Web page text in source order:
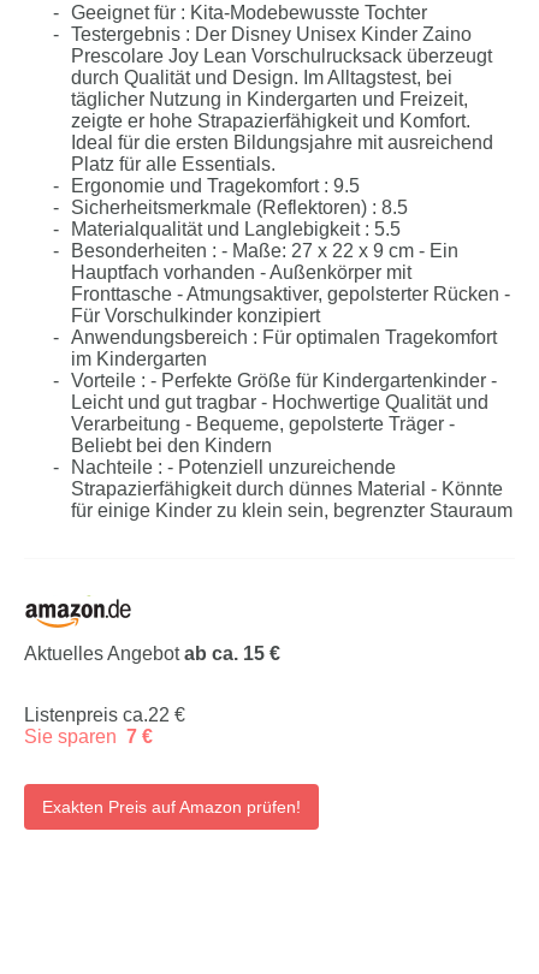
Geeignet für : Kita-Modebewusste Tochter
Testergebnis : Der Disney Unisex Kinder Zaino
Prescolare Joy Lean Vorschulrucksack überzeugt
durch Qualität und Design. Im Alltagstest, bei
täglicher Nutzung in Kindergarten und Freizeit,
zeigte er hohe Strapazierfähigkeit und Komfort.
Ideal für die ersten Bildungsjahre mit ausreichend
Platz für alle Essentials.
Ergonomie und Tragekomfort : 9.5
Sicherheitsmerkmale (Reflektoren) : 8.5
Materialqualität und Langlebigkeit : 5.5
Besonderheiten : - Maße: 27 x 22 x 9 cm - Ein
Hauptfach vorhanden - Außenkörper mit
Fronttasche - Atmungsaktiver, gepolsterter Rücken -
Für Vorschulkinder konzipiert
Anwendungsbereich : Für optimalen Tragekomfort
im Kindergarten
Vorteile : - Perfekte Größe für Kindergartenkinder -
Leicht und gut tragbar - Hochwertige Qualität und
Verarbeitung - Bequeme, gepolsterte Träger -
Beliebt bei den Kindern
Nachteile : - Potenziell unzureichende
Strapazierfähigkeit durch dünnes Material - Könnte
für einige Kinder zu klein sein, begrenzter Stauraum
Aktuelles Angebotab ca. 15 €
Listenpreis ca.22 €
Sie sparen 7 €
Exakten Preis auf Amazon prüfen!